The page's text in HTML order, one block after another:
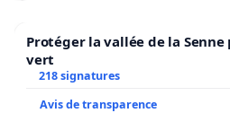
Protéger la vallée de la
vert
218 signatures
Avis de transparence